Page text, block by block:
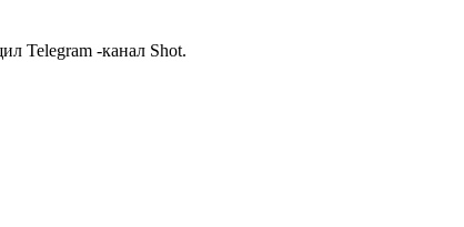
Telegram -канал Shot.